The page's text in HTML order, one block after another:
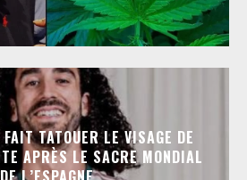
TATOUER LE VISAGE DE
APRÈS LE SACRE MONDIAL